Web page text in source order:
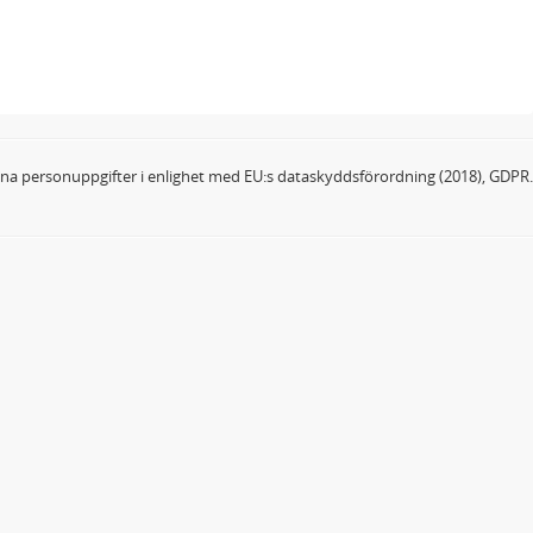
personuppgifter i enlighet med EU:s dataskyddsförordning (2018), GDPR.